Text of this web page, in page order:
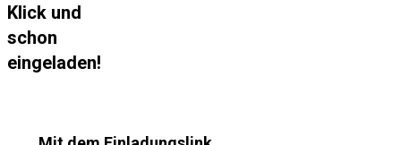
Klick und
schon
eingeladen!